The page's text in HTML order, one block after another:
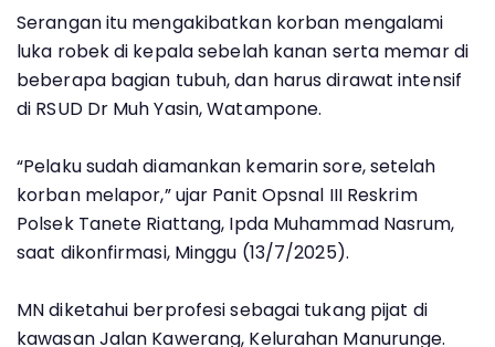
Serangan itu mengakibatkan korban mengalami
luka robek di kepala sebelah kanan serta memar di
beberapa bagian tubuh, dan harus dirawat intensif
di RSUD Dr Muh Yasin, Watampone.
“Pelaku sudah diamankan kemarin sore, setelah
korban melapor,” ujar Panit Opsnal III Reskrim
Polsek Tanete Riattang, Ipda Muhammad Nasrum,
saat dikonfirmasi, Minggu (13/7/2025).
MN diketahui berprofesi sebagai tukang pijat di
kawasan Jalan Kawerang, Kelurahan Manurunge.